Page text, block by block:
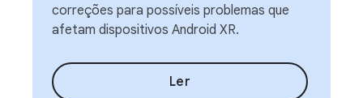
correções para possíveis problemas que
afetam dispositivos Android XR.
Ler